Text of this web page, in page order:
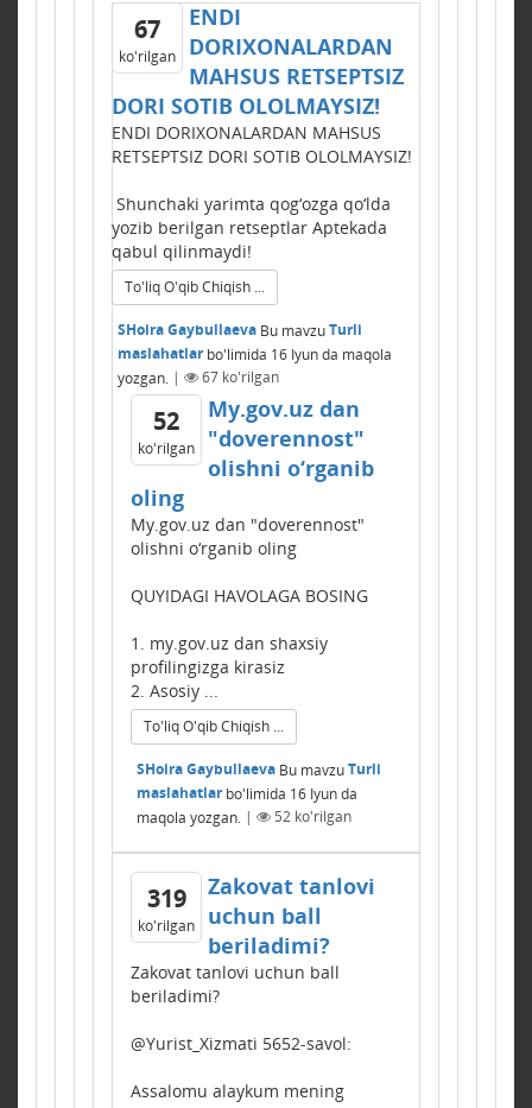
67
ko'rilgan
ENDI
DORIXONALARDAN
MAHSUS RЕTSЕPTSIZ
DORI SOTIB OLOLMAYSIZ!
ENDI DORIXONALARDAN MAHSUS
RЕTSЕPTSIZ DORI SOTIB OLOLMAYSIZ!
Shunchaki yarimta qog‘ozga qo‘lda
yozib berilgan retseptlar Aptekada
qabul qilinmaydi!
To'liq O'qib Chiqish ...
SHoira Gaybullaeva Bu mavzuTurli
maslahatlarbo'limida 16 Iyunda maqola
yozgan. | 67 ko'rilgan
52
ko'rilgan
My.gov.uz dan
"doverennost"
olishni o‘rganib
oling
My.gov.uz dan "doverennost"
olishni o‘rganib oling
QUYIDAGI HAVOLAGA BOSING
1. my.gov.uz dan shaxsiy
profilingizga kirasiz
2. Asosiy ...
To'liq O'qib Chiqish ...
SHoira Gaybullaeva Bu mavzuTurli
maslahatlarbo'limida 16 Iyunda
maqola yozgan. | 52 ko'rilgan
319
ko'rilgan
Zakovat tanlovi
uchun ball
beriladimi?
Zakovat tanlovi uchun ball
beriladimi?
@Yurist_Xizmati 5652-savol:
Assalomu alaykum mening